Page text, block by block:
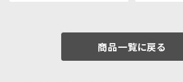
商品一覧に戻る